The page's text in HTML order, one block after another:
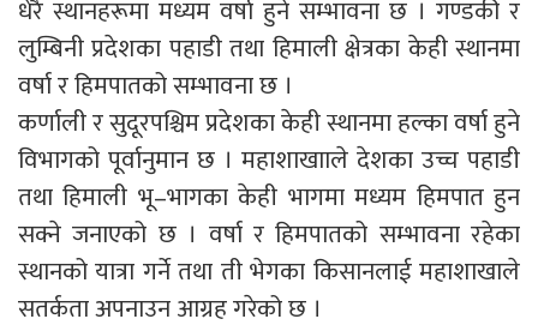
धेरै स्थानहरूमा मध्यम वर्षा हुने सम्भावना छ । गण्डकी र
लुम्बिनी प्रदेशका पहाडी तथा हिमाली क्षेत्रका केही स्थानमा
वर्षा र हिमपातको सम्भावना छ ।
कर्णाली र सुदूरपश्चिम प्रदेशका केही स्थानमा हल्का वर्षा हुने
विभागको पूर्वानुमान छ । महाशाखााले देशका उच्च पहाडी
तथा हिमाली भू–भागका केही भागमा मध्यम हिमपात हुन
सक्ने जनाएको छ । वर्षा र हिमपातको सम्भावना रहेका
स्थानको यात्रा गर्ने तथा ती भेगका किसानलाई महाशाखाले
सतर्कता अपनाउन आग्रह गरेको छ ।